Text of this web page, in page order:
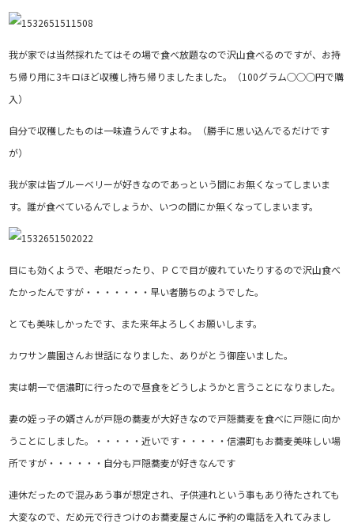
我が家では当然採れたてはその場で食べ放題なので沢山食べるのですが、お持
ち帰り用に3キロほど収穫し持ち帰りましたました。（100グラム○○○円で購
入）
自分で収穫したものは一味違うんですよね。（勝手に思い込んでるだけです
が）
我が家は皆ブルーベリーが好きなのであっという間にお無くなってしまいま
す。誰が食べているんでしょうか、いつの間にか無くなってしまいます。
目にも効くようで、老眼だったり、ＰＣで目が疲れていたりするので沢山食べ
たかったんですが・・・・・・・早い者勝ちのようでした。
とても美味しかったです、また来年よろしくお願いします。
カワサン農園さんお世話になりました、ありがとう御座いました。
実は朝一で信濃町に行ったので昼食をどうしようかと言うことになりました。
妻の姪っ子の婿さんが戸隠の蕎麦が大好きなので戸隠蕎麦を食べに戸隠に向か
うことにしました。・・・・・近いです・・・・・信濃町もお蕎麦美味しい場
所ですが・・・・・・自分も戸隠蕎麦が好きなんです
連休だったので混みあう事が想定され、子供連れという事もあり待たされても
大変なので、だめ元で行きつけのお蕎麦屋さんに予約の電話を入れてみまし